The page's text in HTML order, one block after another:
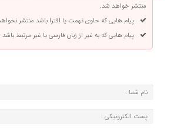
منتشر خواهد شد.
پیام هایی که حاوی تهمت یا افترا باشد منتشر
پیام هایی که به غیر از زبان فارسی یا غیر مرتبط